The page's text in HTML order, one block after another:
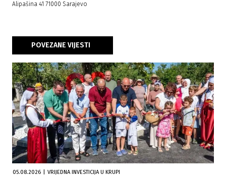
Alipašina 41 71000 Sarajevo
POVEZANE VIJESTI
05.08.2026 VRIJEDNA INVESTICIJA U KRUPI